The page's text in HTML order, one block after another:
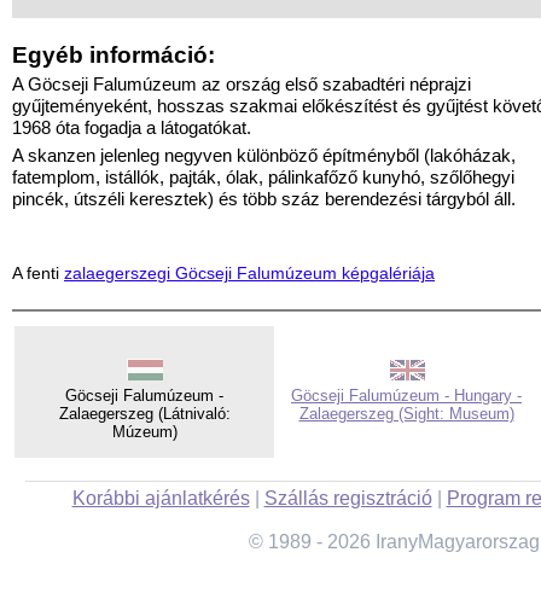
Egyéb információ:
A Göcseji Falumúzeum az ország első szabadtéri néprajzi
gyűjteményeként, hosszas szakmai előkészítést és gyűjtést
1968 óta fogadja a látogatókat.
A skanzen jelenleg negyven különböző építményből (lakóházak,
fatemplom, istállók, pajták, ólak, pálinkafőző kunyhó, szőlőhegyi
pincék, útszéli keresztek) és több száz berendezési tárgyból áll.
A fenti zalaegerszegi Göcseji Falumúzeum képgalériája
Göcseji Falumúzeum -
Zalaegerszeg (Látnivaló:
Múzeum)
Göcseji Falumúzeum - Hungary -
Zalaegerszeg (Sight: Museum)
Korábbi ajánlatkérés| Szállás regisztráció| Program
© 1989 - 2026